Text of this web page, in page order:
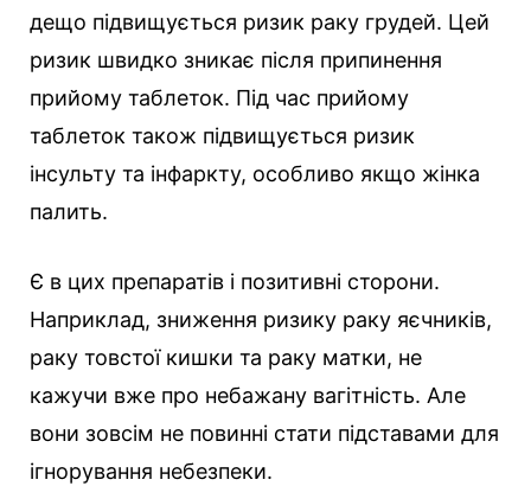
дещо підвищується ризик раку грудей. Цей
ризик швидко зникає після припинення
прийому таблеток. Під час прийому
таблеток також підвищується ризик
інсульту та інфаркту, особливо якщо жінка
палить.
Є в цих препаратів і позитивні сторони.
Наприклад, зниження ризику раку яєчників,
раку товстої кишки та раку матки, не
кажучи вже про небажану вагітність. Але
вони зовсім не повинні стати підставами для
ігнорування небезпеки.